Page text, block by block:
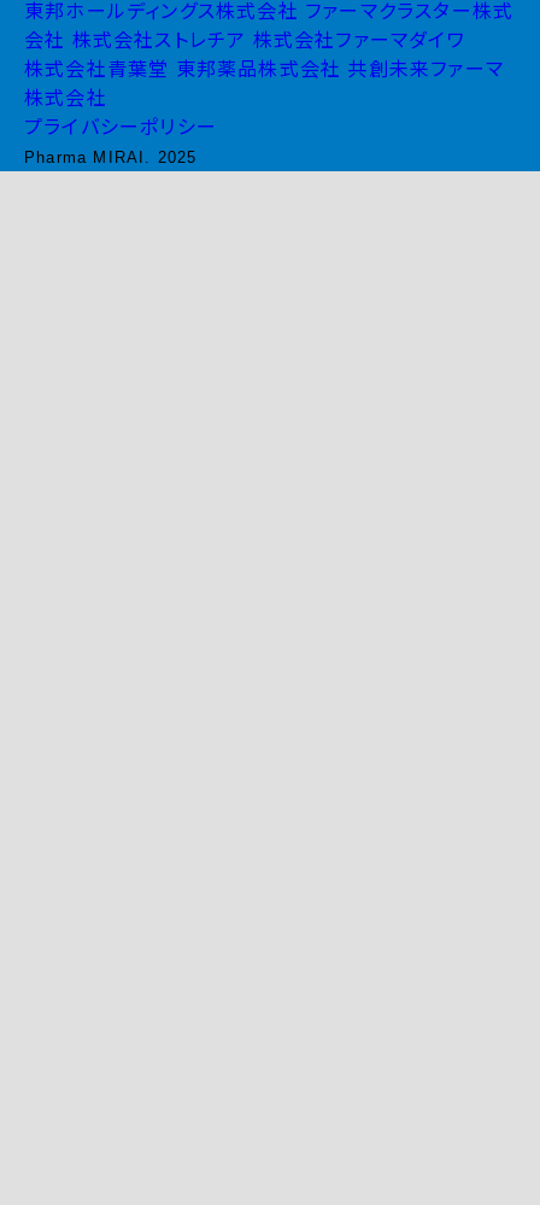
東邦ホールディングス株式会社 ファーマクラスター株式
会社 株式会社ストレチア 株式会社ファーマダイワ
株式会社青葉堂 東邦薬品株式会社 共創未来ファーマ
株式会社
プライバシーポリシー
Pharma MIRAI. 2025